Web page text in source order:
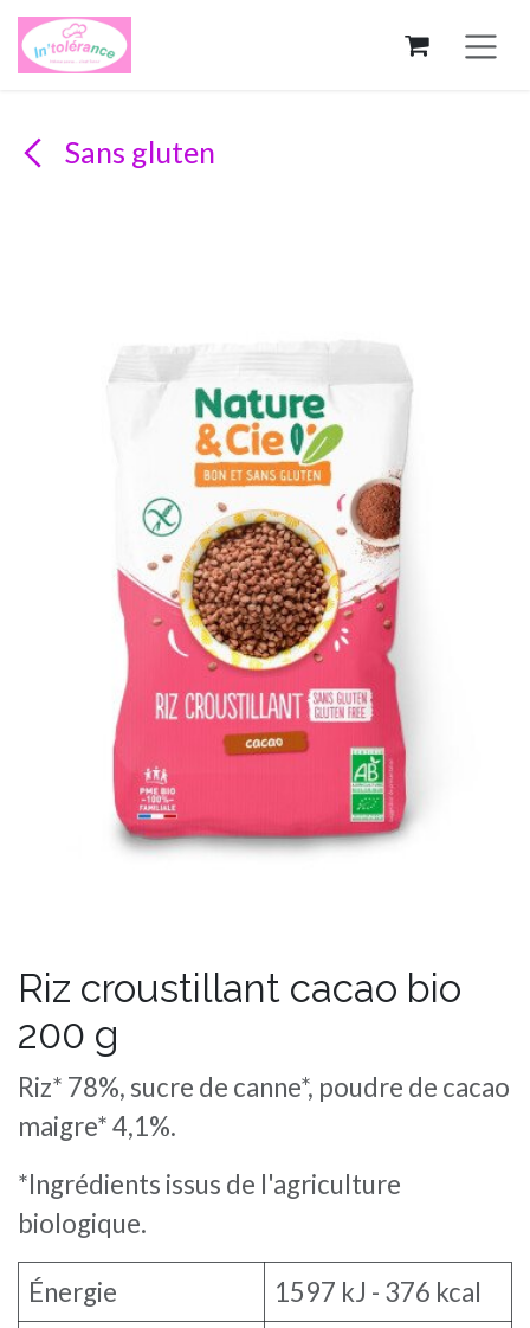
Se rendre au contenu
Sans gluten
Riz croustillant cacao bio
200 g
Riz* 78%, sucre de canne*, poudre de cacao
maigre* 4,1%.
*Ingrédients issus de l'agriculture
biologique.
Énergie
1597 kJ - 376 kcal